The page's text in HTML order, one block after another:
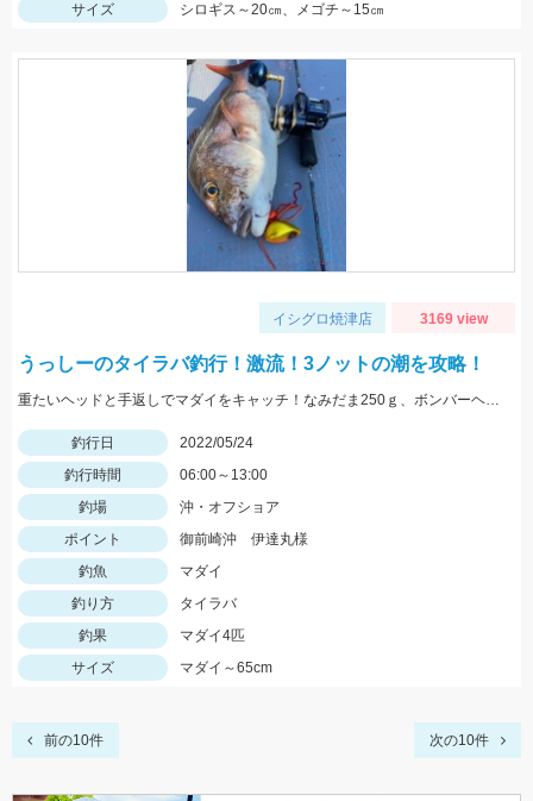
サイズ
シロギス～20㎝、メゴチ～15㎝
イシグロ焼津店 3169 view
うっしーのタイラバ釣行！激流！3ノットの潮を攻略！
重たいヘッドと手返しでマダイをキャッチ！なみだま250ｇ、ボンバーヘッドＴＧ250ｇ使用。
釣行日
2022/05/24
釣行時間
06:00～13:00
釣場
沖・オフショア
ポイント
御前崎沖 伊達丸様
釣魚
マダイ
釣り方
タイラバ
釣果
マダイ4匹
サイズ
マダイ～65cm
前の10件 次の10件